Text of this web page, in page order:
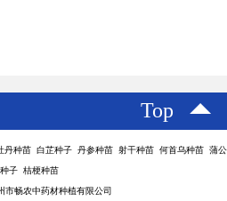
Top
丹种苗 白芷种子 丹参种苗 射干种苗 何首乌种苗 蒲公
子 桔梗种苗
市畅农中药材种植有限公司